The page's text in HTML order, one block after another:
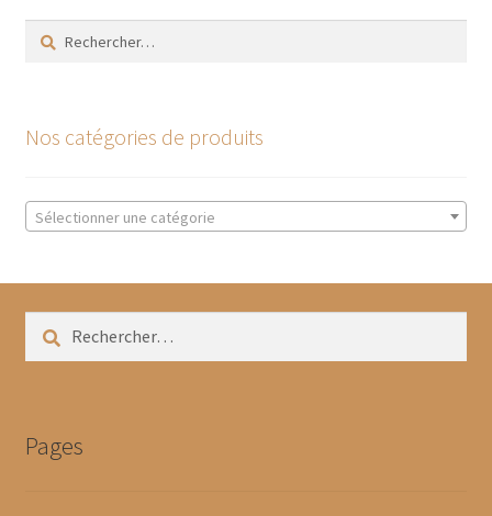
Rechercher :
Nos catégories de produits
Sélectionner une catégorie
Rechercher :
Pages